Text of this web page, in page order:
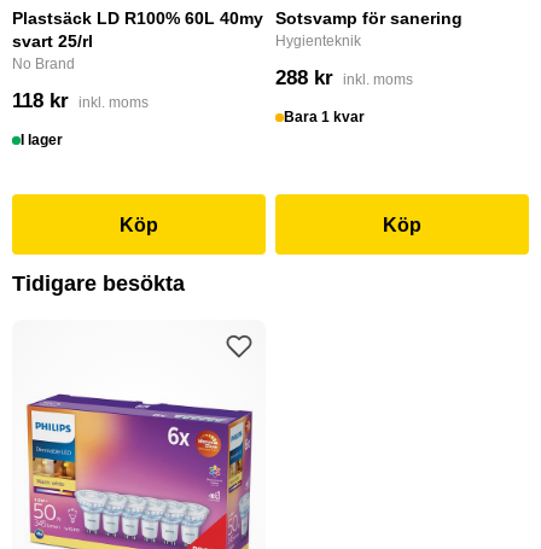
Plastsäck LD R100% 60L 40my
svart 25/rl
No Brand
118 kr inkl. moms
I lager
Köp
Sotsvamp för sanering
Hygienteknik
288 kr inkl. moms
Bara 1 kvar
Köp
Tidigare besökta